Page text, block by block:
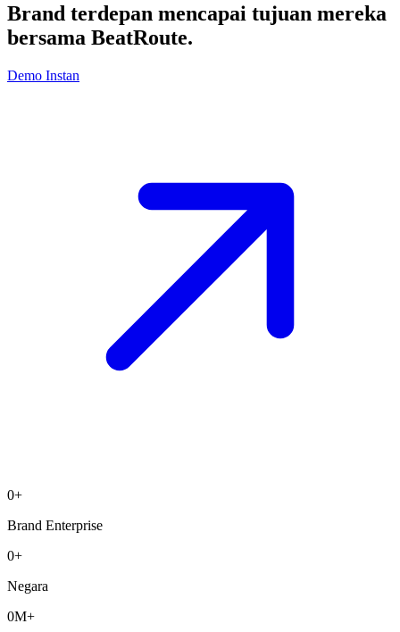
Brand terdepan mencapai tujuan mereka
bersama BeatRoute.
Demo Instan
0+
Brand Enterprise
0+
Negara
0M+